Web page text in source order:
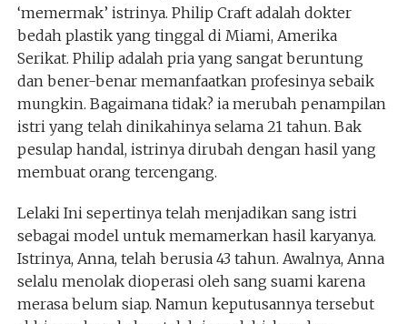
‘memermak’ istrinya. Philip Craft adalah dokter
bedah plastik yang tinggal di Miami, Amerika
Serikat. Philip adalah pria yang sangat beruntung
dan bener-benar memanfaatkan profesinya sebaik
mungkin. Bagaimana tidak? ia merubah penampilan
istri yang telah dinikahinya selama 21 tahun. Bak
pesulap handal, istrinya dirubah dengan hasil yang
membuat orang tercengang.
Lelaki Ini sepertinya telah menjadikan sang istri
sebagai model untuk memamerkan hasil karyanya.
Istrinya, Anna, telah berusia 43 tahun. Awalnya, Anna
selalu menolak dioperasi oleh sang suami karena
merasa belum siap. Namun keputusannya tersebut